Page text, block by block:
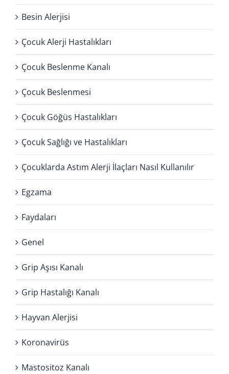
Besin Alerjisi
Çocuk Alerji Hastalıkları
Çocuk Beslenme Kanalı
Çocuk Beslenmesi
Çocuk Göğüs Hastalıkları
Çocuk Sağlığı ve Hastalıkları
Çocuklarda Astım Alerji İlaçları Nasıl Kullanılır
Egzama
Faydaları
Genel
Grip Aşısı Kanalı
Grip Hastalığı Kanalı
Hayvan Alerjisi
Koronavirüs
Mastositoz Kanalı